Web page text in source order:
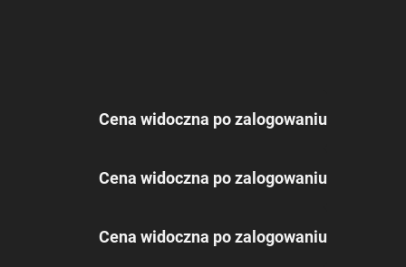
Cena widoczna po zalogowaniu
Cena widoczna po zalogowaniu
Cena widoczna po zalogowaniu